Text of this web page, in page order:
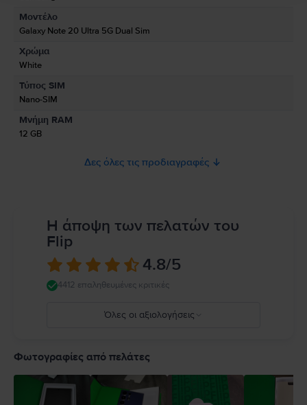
Πληροφορίες Ασφάλειας Προϊόντος
Πληροφορίες σχετικά με τις προειδοποιήσεις ασφαλείας που αφορούν
το προϊόν.
Μοντέλο
Galaxy Note 20 Ultra 5G Dual Sim
Χρώμα
White
Τύπος SIM
Nano-SIM
Μνήμη RAM
12 GB
Δες όλες τις προδιαγραφές
Η άποψη των πελατών του
Flip
4.8/5
4412 επαληθευμένες κριτικές
Όλες οι αξιολογήσεις
4
Φωτογραφίες από πελάτες